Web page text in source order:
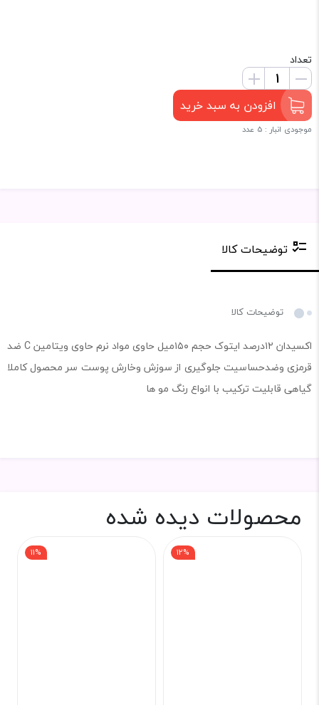
تعداد
افزودن به سبد خرید
موجودی انبار : 5 عدد
توضیحات کالا
توضیحات کالا
اکسیدان ۱۲درصد ایتوک حجم ۱۵۰میل حاوی مواد نرم حاوی ویتامین C ضد
قرمزی وضدحساسیت جلوگیری از سوزش وخارش پوست سر محصول کاملا
گیاهی قابلیت ترکیب با انواع رنگ مو ها
محصولات دیده شده
12%
11%